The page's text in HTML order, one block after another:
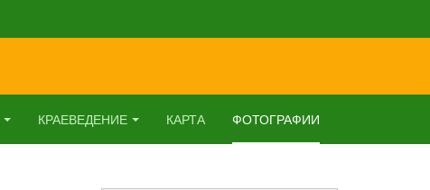
КРАЕВЕДЕНИЕ КАРТА ФОТОГРАФИИ